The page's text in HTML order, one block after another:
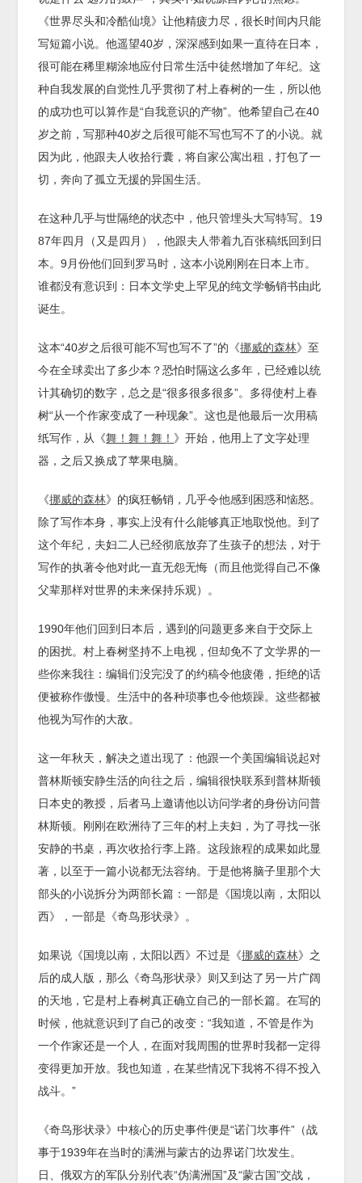
《世界尽头和冷酷仙境》让他精疲力尽，很长时间内只能
写短篇小说。他遥望40岁，深深感到如果一直待在日本，
很可能在稀里糊涂地应付日常生活中徒然增加了年纪。这
种自我发展的自觉性几乎贯彻了村上春树的一生，所以他
的成功也可以算作是“自我意识的产物”。他希望自己在40
岁之前，写那种40岁之后很可能不写也写不了的小说。就
因为此，他跟夫人收拾行囊，将自家公寓出租，打包了一
切，奔向了孤立无援的异国生活。
在这种几乎与世隔绝的状态中，他只管埋头大写特写。19
87年四月（又是四月），他跟夫人带着九百张稿纸回到日
本。9月份他们回到罗马时，这本小说刚刚在日本上市。
谁都没有意识到：日本文学史上罕见的纯文学畅销书由此
诞生。
这本“40岁之后很可能不写也写不了”的《挪威的森林》至
今在全球卖出了多少本？恐怕时隔这么多年，已经难以统
计其确切的数字，总之是“很多很多很多”。多得使村上春
树“从一个作家变成了一种现象”。这也是他最后一次用稿
纸写作，从《舞！舞！舞！ 》开始，他用上了文字处理
器，之后又换成了苹果电脑。
《挪威的森林》的疯狂畅销，几乎令他感到困惑和恼怒。
除了写作本身，事实上没有什么能够真正地取悦他。到了
这个年纪，夫妇二人已经彻底放弃了生孩子的想法，对于
写作的执著令他对此一直无怨无悔（而且他觉得自己不像
父辈那样对世界的未来保持乐观）。
1990年他们回到日本后，遇到的问题更多来自于交际上
的困扰。村上春树坚持不上电视，但却免不了文学界的一
些你来我往：编辑们没完没了的约稿令他疲倦，拒绝的话
便被称作傲慢。生活中的各种琐事也令他烦躁。这些都被
他视为写作的大敌。
这一年秋天，解决之道出现了：他跟一个美国编辑说起对
普林斯顿安静生活的向往之后，编辑很快联系到普林斯顿
日本史的教授，后者马上邀请他以访问学者的身份访问普
林斯顿。刚刚在欧洲待了三年的村上夫妇，为了寻找一张
安静的书桌，再次收拾行李上路。这段旅程的成果如此显
著，以至于一篇小说都无法容纳。于是他将脑子里那个大
部头的小说拆分为两部长篇：一部是《国境以南，太阳以
西》，一部是《奇鸟形状录》。
如果说《国境以南，太阳以西》不过是《挪威的森林》之
后的成人版，那么《奇鸟形状录》则又到达了另一片广阔
的天地，它是村上春树真正确立自己的一部长篇。在写的
时候，他就意识到了自己的改变：“我知道，不管是作为
一个作家还是一个人，在面对我周围的世界时我都一定得
变得更加开放。我也知道，在某些情况下我将不得不投入
战斗。”
《奇鸟形状录》中核心的历史事件便是“诺门坎事件”（战
事于1939年在当时的满洲与蒙古的边界诺门坎发生。
日、俄双方的军队分别代表“伪满洲国”及“蒙古国”交战，